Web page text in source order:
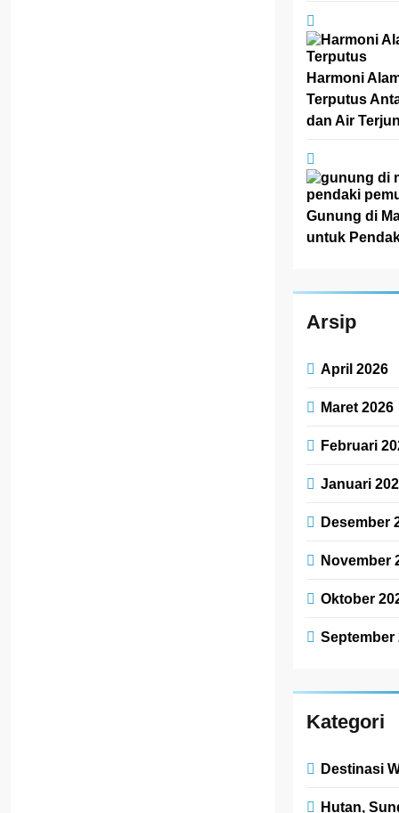
Setiap taman
nasional
menyimpan
keajaiban alam
yang
mulai dari hutan
tropis yang
rimbun,
pegunungan
menjulang,
hingga
yang …
Harmoni
Terputus
dan Air
Gunung di
untuk
Arsip
April 2026
Maret 2026
Februari
Januari
Desember
November
Oktober
September
Kategori
Destinasi
Hutan,